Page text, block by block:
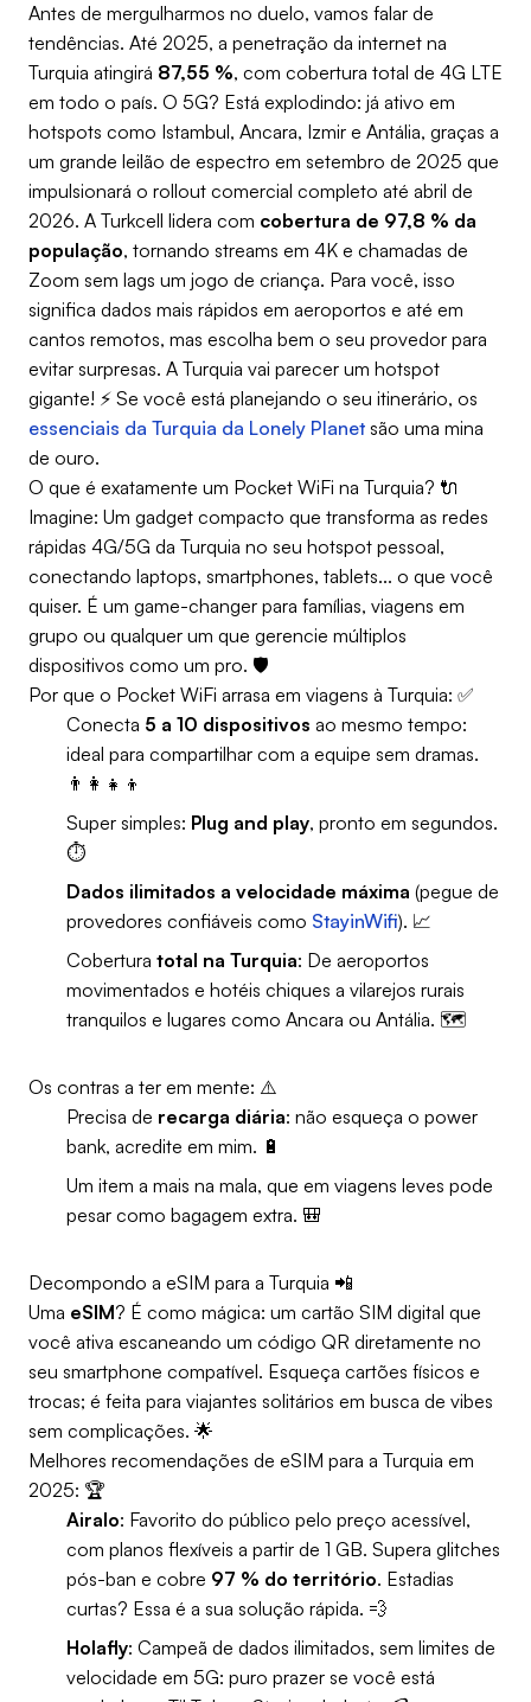
Antes de mergulharmos no duelo, vamos falar de
tendências. Até 2025, a penetração da internet na
Turquia atingirá 87,55 %, com cobertura total de 4G LTE
em todo o país. O 5G? Está explodindo: já ativo em
hotspots como Istambul, Ancara, Izmir e Antália, graças a
um grande leilão de espectro em setembro de 2025 que
impulsionará o rollout comercial completo até abril de
2026. A Turkcell lidera com cobertura de 97,8 % da
população, tornando streams em 4K e chamadas de
Zoom sem lags um jogo de criança. Para você, isso
significa dados mais rápidos em aeroportos e até em
cantos remotos, mas escolha bem o seu provedor para
evitar surpresas. A Turquia vai parecer um hotspot
gigante! ⚡ Se você está planejando o seu itinerário, os
essenciais da Turquia da Lonely Planet são uma mina
de ouro.
O que é exatamente um Pocket WiFi na Turquia? 🔌
Imagine: Um gadget compacto que transforma as redes
rápidas 4G/5G da Turquia no seu hotspot pessoal,
conectando laptops, smartphones, tablets... o que você
quiser. É um game-changer para famílias, viagens em
grupo ou qualquer um que gerencie múltiplos
dispositivos como um pro. 🛡️
Por que o Pocket WiFi arrasa em viagens à Turquia: ✅
Conecta 5 a 10 dispositivos ao mesmo tempo:
ideal para compartilhar com a equipe sem dramas.
👨‍👩‍👧‍👦
Super simples: Plug and play, pronto em segundos.
⏱️
Dados ilimitados a velocidade máxima (pegue de
provedores confiáveis como StayinWifi). 📈
Cobertura total na Turquia: De aeroportos
movimentados e hotéis chiques a vilarejos rurais
tranquilos e lugares como Ancara ou Antália. 🗺️
Os contras a ter em mente: ⚠️
Precisa de recarga diária: não esqueça o power
bank, acredite em mim. 🔋
Um item a mais na mala, que em viagens leves pode
pesar como bagagem extra. 🎒
Decompondo a eSIM para a Turquia 📲
Uma eSIM? É como mágica: um cartão SIM digital que
você ativa escaneando um código QR diretamente no
seu smartphone compatível. Esqueça cartões físicos e
trocas; é feita para viajantes solitários em busca de vibes
sem complicações. 🌟
Melhores recomendações de eSIM para a Turquia em
2025: 🏆
Airalo: Favorito do público pelo preço acessível,
com planos flexíveis a partir de 1 GB. Supera glitches
pós-ban e cobre 97 % do território. Estadias
curtas? Essa é a sua solução rápida. 💨
Holafly: Campeã de dados ilimitados, sem limites de
velocidade em 5G: puro prazer se você está